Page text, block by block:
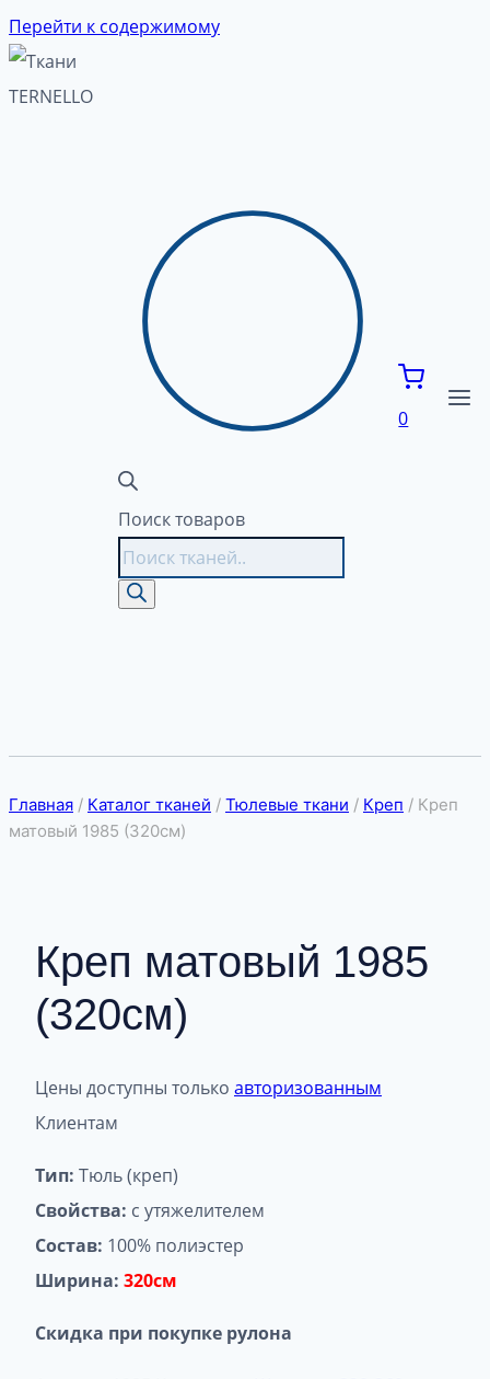
Перейти к содержимому
Поиск товаров
0
Главная / Каталог тканей / Тюлевые ткани / Креп / Креп
матовый 1985 (320см)
Креп матовый 1985
(320см)
Цены доступны только авторизованным
Клиентам
Тип: Тюль (креп)
Свойства: с утяжелителем
Состав: 100% полиэстер
Ширина: 320см
Скидка при покупке рулона